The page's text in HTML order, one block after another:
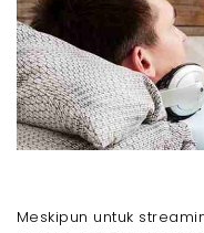
Meskipun untuk